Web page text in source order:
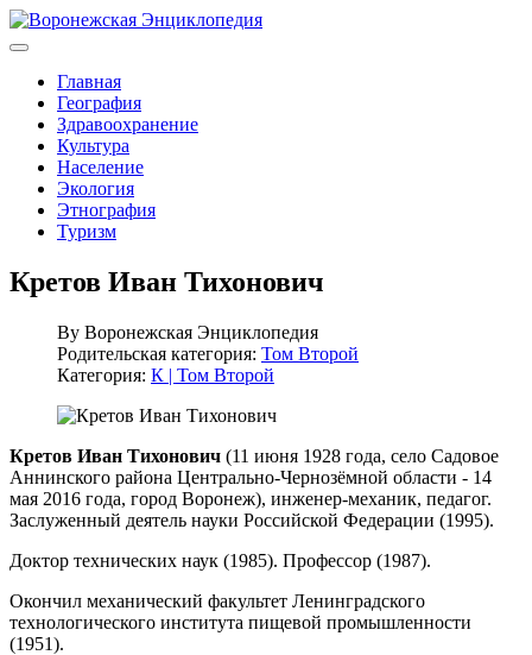
Главная
География
Здравоохранение
Культура
Население
Экология
Этнография
Туризм
Кретов Иван Тихонович
By Воронежская Энциклопедия
Родительская категория: Том Второй
Категория: К | Том Второй
Кретов Иван Тихонович (11 июня 1928 года, село Садовое
Аннинского района Центрально-Чернозёмной области - 14
мая 2016 года, город Воронеж), инженер-механик, педагог.
Заслуженный деятель науки Российской Федерации (1995).
Доктор технических наук (1985). Профессор (1987).
Окончил механический факультет Ленинградского
технологического института пищевой промышленности
(1951).